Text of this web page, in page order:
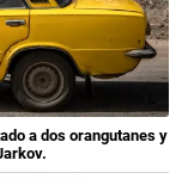
a dos orangutanes y